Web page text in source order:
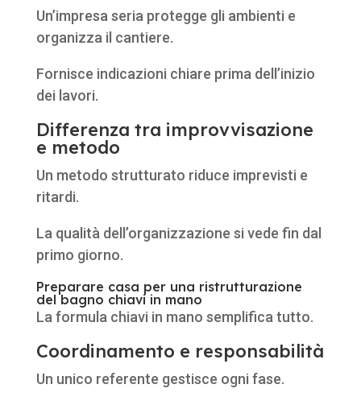
Un’impresa seria protegge gli ambienti e
organizza il cantiere.
Fornisce indicazioni chiare prima dell’inizio
dei lavori.
Differenza tra improvvisazione
e metodo
Un metodo strutturato riduce imprevisti e
ritardi.
La qualità dell’organizzazione si vede fin dal
primo giorno.
Preparare casa per una ristrutturazione
del bagno chiavi in mano
La formula chiavi in mano semplifica tutto.
Coordinamento e responsabilità
Un unico referente gestisce ogni fase.